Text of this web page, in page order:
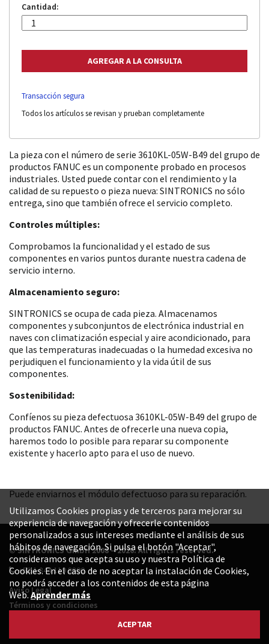
Cantidad:
Transacción segura
Todos los artículos se revisan y prueban completamente
La pieza con el número de serie 3610KL-05W-B49 del grupo de
productos FANUC es un componente probado en procesos
industriales. Usted puede contar con el rendimiento y la
calidad de su repuesto o pieza nueva: SINTRONICS no sólo
entrega, sino que también ofrece el servicio completo.
Controles múltiples:
Comprobamos la funcionalidad y el estado de sus
componentes en varios puntos durante nuestra cadena de
servicio interno.
Almacenamiento seguro:
SINTRONICS se ocupa de cada pieza. Almacenamos
componentes y subconjuntos de electrónica industrial en
naves con climatización especial y aire acondicionado, para
que las temperaturas inadecuadas o la humedad excesiva no
perjudiquen el funcionamiento y la vida útil de sus
componentes.
Sostenibilidad:
Confíenos su pieza defectuosa 3610KL-05W-B49 del grupo de
productos FANUC. Antes de ofrecerle una nueva copia,
haremos todo lo posible para reparar su componente
existente y hacerlo apto para el uso de nuevo.
Puede enviarnos el módulo defectuoso para su reparación.
© SINTRONICS GmbH 2008 – 2026. All rights reserved.
+52 1 844 119 8800
Aviso Legal
Términos y condiciones
Utilizamos Cookies propias y de terceros para mejorar su
experiencia de navegación y ofrecerle contenidos
personalizados a sus intereses mediante el análisis de sus
hábitos de navegación. Si pulsa el botón "Aceptar",
consideramos que acepta su uso y nuestra Política de
Cookies. En el caso de no aceptar la instalación de Cookies,
no podrá acceder a los contenidos de esta página
Web.Aprender más
ACEPTAR